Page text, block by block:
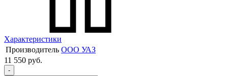
Характеристики
Производитель ООО УАЗ
11 550 руб.
-